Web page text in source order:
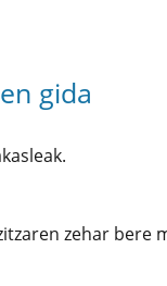
gida
zehar bere